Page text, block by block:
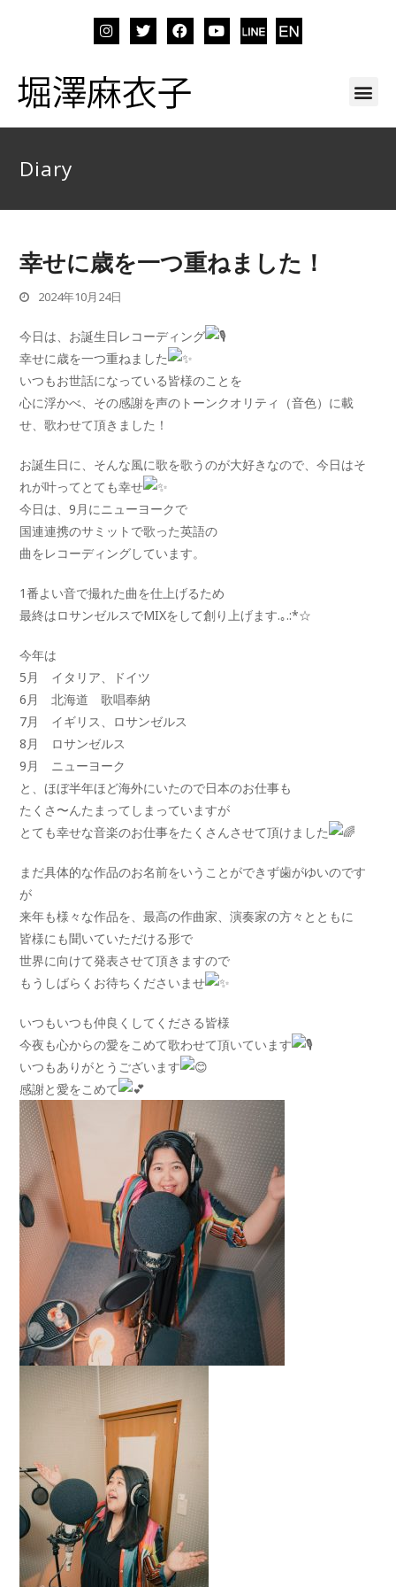
Diary
幸せに歳を一つ重ねました！
2024年10月24日
今日は、お誕生日レコーディング
幸せに歳を一つ重ねました
いつもお世話になっている皆様のことを
心に浮かべ、その感謝を声のトーンクオリティ（音色）に載
せ、歌わせて頂きました！
お誕生日に、そんな風に歌を歌うのが大好きなので、今日はそ
れが叶ってとても幸せ
今日は、9月にニューヨークで
国連連携のサミットで歌った英語の
曲をレコーディングしています。
1番よい音で撮れた曲を仕上げるため
最終はロサンゼルスでMIXをして創り上げます.｡.:*☆
今年は
5月 イタリア、ドイツ
6月 北海道 歌唱奉納
7月 イギリス、ロサンゼルス
8月 ロサンゼルス
9月 ニューヨーク
と、ほぼ半年ほど海外にいたので日本のお仕事も
たくさ〜んたまってしまっていますが
とても幸せな音楽のお仕事をたくさんさせて頂けました
まだ具体的な作品のお名前をいうことができず歯がゆいのです
が
来年も様々な作品を、最高の作曲家、演奏家の方々とともに
皆様にも聞いていただける形で
世界に向けて発表させて頂きますので
もうしばらくお待ちくださいませ
いつもいつも仲良くしてくださる皆様
今夜も心からの愛をこめて歌わせて頂いています
いつもありがとうございます
感謝と愛をこめて